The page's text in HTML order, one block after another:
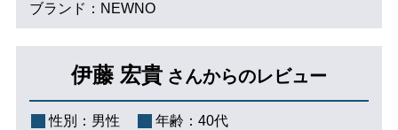
ブランド：NEWNO
伊藤 宏貴 さんからのレビュー
性別： 男性 年齢： 40代